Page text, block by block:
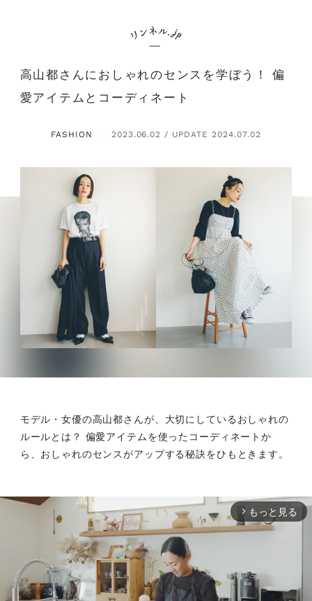
高山都さんにおしゃれのセンスを学ぼう！ 偏
愛アイテムとコーディネート
FASHION ： 2023.06.02 / UPDATE 2024.07.02
モデル・女優の高山都さんが、大切にしているおしゃれの
ルールとは？ 偏愛アイテムを使ったコーディネートか
ら、おしゃれのセンスがアップする秘訣をひもときます。
arrow_forward_ios もっと見る